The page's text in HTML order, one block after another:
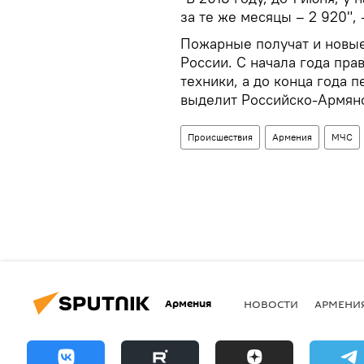
за те же месяцы – 2 920",
Пожарные получат и
России. С начала года
техники, а до конца года
выделит Российско-
Происшествия Армения МЧС
Армения НОВОСТИ